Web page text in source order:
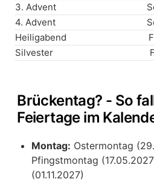
3. Advent
4. Advent
Heiligabend
Silvester
Brückentag? - So
Feiertage im
Montag: Ostermontag
Pfingstmontag
(01.11.2027)